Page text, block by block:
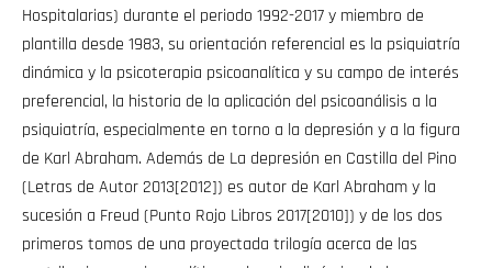
Hospitalarias) durante el periodo 1992-2017 y miembro de
plantilla desde 1983, su orientación referencial es la psiquiatría
dinámica y la psicoterapia psicoanalítica y su campo de interés
preferencial, la historia de la aplicación del psicoanálisis a la
psiquiatría, especialmente en torno a la depresión y a la figura
de Karl Abraham. Además de La depresión en Castilla del Pino
(Letras de Autor 2013[2012]) es autor de Karl Abraham y la
sucesión a Freud (Punto Rojo Libros 2017[2010]) y de los dos
primeros tomos de una proyectada trilogía acerca de las